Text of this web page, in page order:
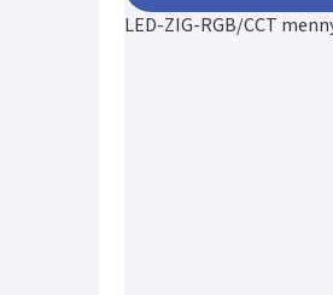
LED-ZIG-RGB/CCT